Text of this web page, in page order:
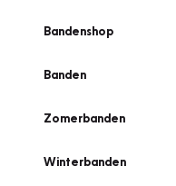
Bandenshop
Banden
Zomerbanden
Winterbanden